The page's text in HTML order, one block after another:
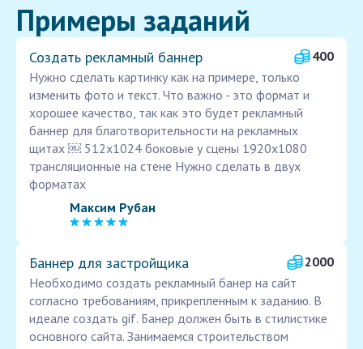
Примеры заданий
Создать рекламный баннер
400
Нужно сделать картинку как на примере, только
изменить фото и текст. Что важно - это формат и
хорошее качество, так как это будет рекламный
баннер для благотворительности на рекламных
щитах ￼ 512x1024 боковые у сцены 1920x1080
трансляционные на стене Нужно сделать в двух
форматах
Максим Рубан
Баннер для застройщика
2000
Необходимо создать рекламный банер на сайт
согласно требованиям, прикрепленным к заданию. В
идеале создать gif. Банер должен быть в стилистике
основного сайта. Занимаемся строительством